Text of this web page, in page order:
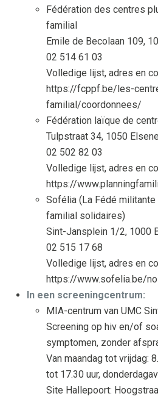
Fédération des centres
familial
Emile de Becolaan 109,
02 514 61 03
Volledige lijst, adres en
https://fcppf.be/les-
familial/coordonnees/
Fédération laïque de
Tulpstraat 34, 1050 Elsene
02 502 82 03
Volledige lijst, adres en
https://
Sofélia (La Fédé
familial solidaires)
Sint-Jansplein 1/2, 1000
02 515 17 68
Volledige lijst, adres en
https://www.sofelia.be/
In een screeningcentrum:
MIA-centrum van UMC
Screening op hiv en/of
symptomen, zonder
Van maandag tot vrijdag:
tot 17.30 uur,
Site Hallepoort: